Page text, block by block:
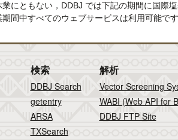
にともない，DDBJ では下記の期間に国際
間中すべてのウェブサービスは利用可能で
検索
DDBJ Search
getentry
ARSA
TXSearch
解析
Vector Screening
WABI (Web API for
DDBJ FTP Site